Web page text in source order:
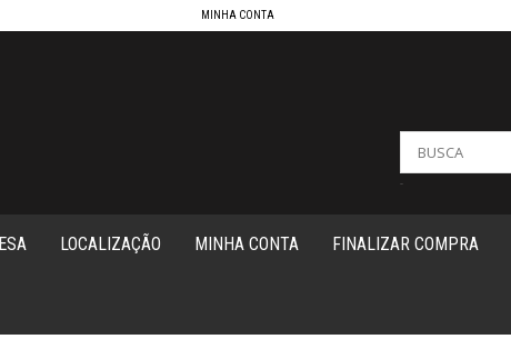
MINHA CONTA
-
LOCALIZAÇÃO MINHA CONTA FINALIZAR COMPRA